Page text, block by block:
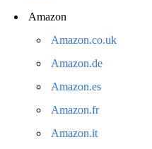
Amazon
Amazon.co.uk
Amazon.de
Amazon.es
Amazon.fr
Amazon.it